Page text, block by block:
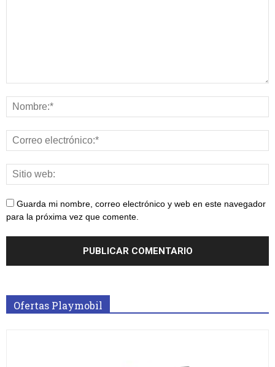
Guarda mi nombre, correo electrónico y web en este navegador
para la próxima vez que comente.
Ofertas Playmobil